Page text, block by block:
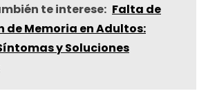
te interese: Falta de
de Memoria en Adultos:
y Soluciones